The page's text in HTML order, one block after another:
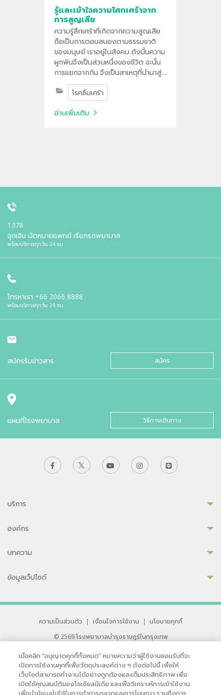
รู้และเข้าใจความโศกเศร้าจาก
การสูญเสีย
ความรู้สึกเศร้าที่เกิดจากความสูญเสีย
ถือเป็นการตอบสนองตามธรรมชาติ
ของมนุษย์ เราอยู่ในสังคม ดังนั้นความ
ผูกพันจึงเป็นส่วนหนึ่งของชีวิต ฉะนั้น
การแยกจากกัน จึงเป็นสาเหตุที่นำมาสู่
ความโศกเศร้าและความหดหู่ใจในที่สุด
โรคซึมเศร้า
อ่านเพิ่มเติม
1378
ฉุกเฉิน นัดหมายแพทย์ เรียกรถพยาบาล
พร้อมบริการทุกวัน 24 ชม.
โทรหาเรา +66 2066 8888
พร้อมบริการทุกวัน 24 ชม.
สมัครรับข่าวสาร สมัคร
แผนที่โรงพยาบาล วิธีการเดินทาง
บริการ
องค์กร
บทความ
ข้อมูลเว็ปไซต์
ความเป็นส่วนตัว | เงื่อนไขการใช้งาน |
นโยบายคุกกี้
© 2569 โรงพยาบาลบำรุงราษฎร์ในกรุงเทพ
33 สุขุมวิท ซอย 3 เขตวัฒนา กรุงเทพ 10110 ประเทศไทย
หากท่านมีข้อคิดเห็นหรือปัญหาในการใช้เว็บไซต์ของเรา
เมื่อคลิก “อนุญาตคุกกี้ทั้งหมด” หมายความว่าผู้ใช้งานยอมรับที่จะ
เปิดการใช้งานคุกกี้เพื่อวัตถุประสงค์ต่าง ๆ ดังต่อไปนี้ เพื่อให้
เว็บไซต์สามารถทำงานได้อย่างถูกต้องและเต็มประสิทธิภาพ เพื่อ
เปิดใช้คุณสมบัติของโซเชียลมีเดีย และเพื่อวิเคราะห์การเข้าใช้งาน
เพื่อนำข้อมูลไปใช้ในการทำการตลาดและการโฆษณา รวมถึงการ